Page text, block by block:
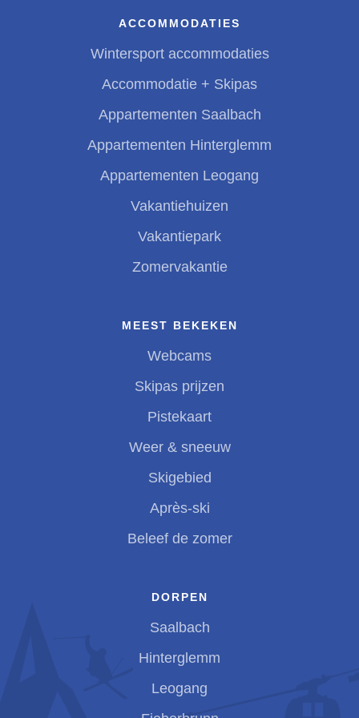
ACCOMMODATIES
Wintersport accommodaties
Accommodatie + Skipas
Appartementen Saalbach
Appartementen Hinterglemm
Appartementen Leogang
Vakantiehuizen
Vakantiepark
Zomervakantie
MEEST BEKEKEN
Webcams
Skipas prijzen
Pistekaart
Weer & sneeuw
Skigebied
Après-ski
Beleef de zomer
DORPEN
Saalbach
Hinterglemm
Leogang